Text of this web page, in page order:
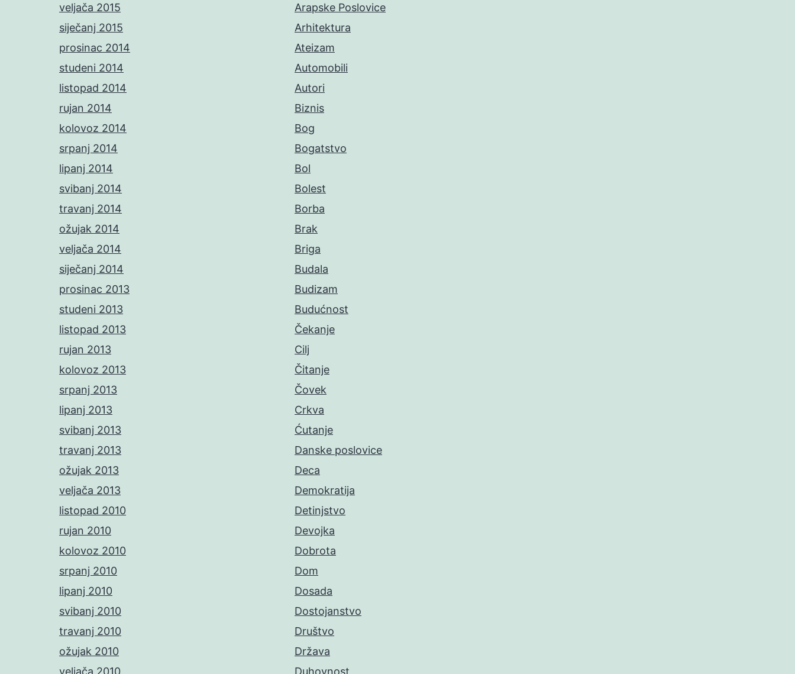
veljača 2015
siječanj 2015
prosinac 2014
studeni 2014
listopad 2014
rujan 2014
kolovoz 2014
srpanj 2014
lipanj 2014
svibanj 2014
travanj 2014
ožujak 2014
veljača 2014
siječanj 2014
prosinac 2013
studeni 2013
listopad 2013
rujan 2013
kolovoz 2013
srpanj 2013
lipanj 2013
svibanj 2013
travanj 2013
ožujak 2013
veljača 2013
listopad 2010
rujan 2010
kolovoz 2010
srpanj 2010
lipanj 2010
svibanj 2010
travanj 2010
ožujak 2010
veljača 2010
Arapske Poslovice
Arhitektura
Ateizam
Automobili
Autori
Biznis
Bog
Bogatstvo
Bol
Bolest
Borba
Brak
Briga
Budala
Budizam
Budućnost
Čekanje
Cilj
Čitanje
Čovek
Crkva
Ćutanje
Danske poslovice
Deca
Demokratija
Detinjstvo
Devojka
Dobrota
Dom
Dosada
Dostojanstvo
Društvo
Država
Duhovnost